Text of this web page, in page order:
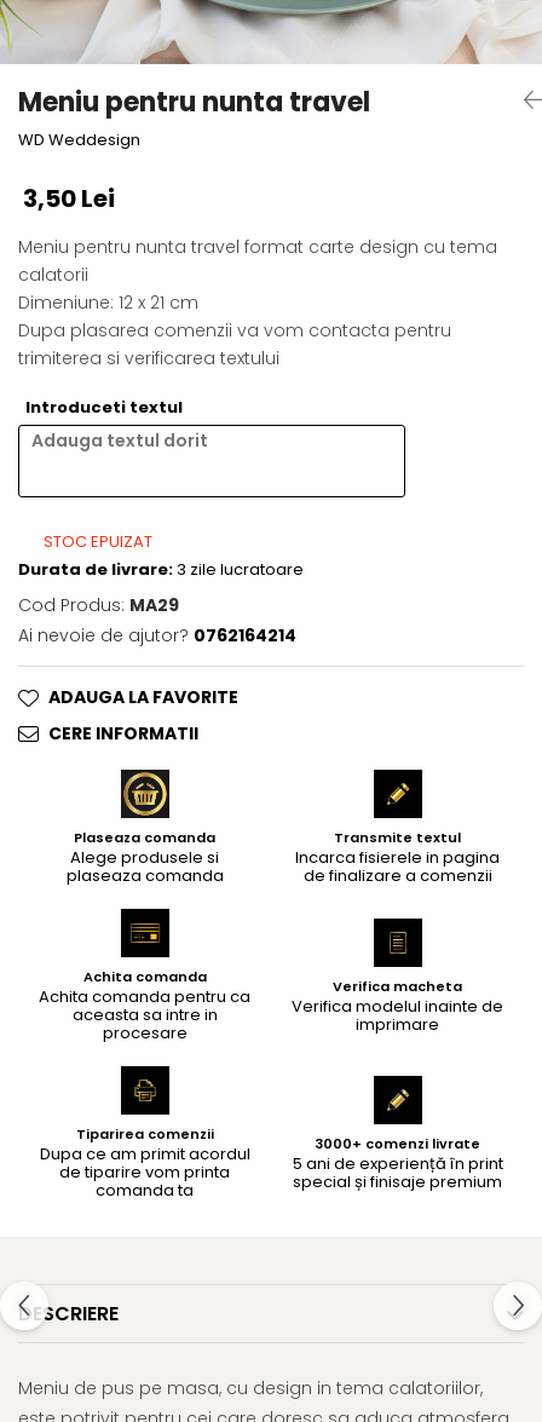
Marturii cu citate
Meniu pentru nunta travel
WD Weddesign
3,50 Lei
Meniu pentru nunta travel format carte design cu tema
calatorii
Dimeniune: 12 x 21 cm
Dupa plasarea comenzii va vom contacta pentru
trimiterea si verificarea textului
Introduceti textul
STOC EPUIZAT
Durata de livrare:3 zile lucratoare
Cod Produs: MA29
Ai nevoie de ajutor? 0762164214
ADAUGA LA FAVORITE
CERE INFORMATII
Plaseaza comanda
Alege produsele si
plaseaza comanda
Transmite textul
Incarca fisierele in pagina
de finalizare a comenzii
Achita comanda
Achita comanda pentru ca
aceasta sa intre in
procesare
Verifica macheta
Verifica modelul inainte de
imprimare
Tiparirea comenzii
Dupa ce am primit acordul
de tiparire vom printa
comanda ta
3000+ comenzi livrate
5 ani de experiență în print
special și finisaje premium
DESCRIERE
Meniu de pus pe masa, cu design in tema calatoriilor,